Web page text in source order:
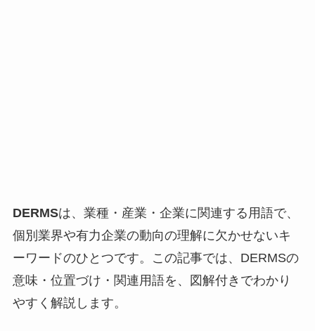
DERMSは、業種・産業・企業に関連する用語で、
個別業界や有力企業の動向の理解に欠かせないキ
ーワードのひとつです。この記事では、DERMSの
意味・位置づけ・関連用語を、図解付きでわかり
やすく解説します。